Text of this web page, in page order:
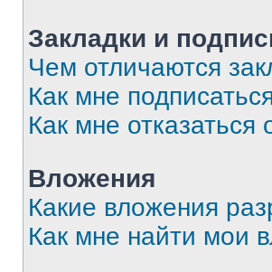
Закладки и
Чем отличаются
Как мне
Как мне отказаться
Вложения
Какие вложения
Как мне найти мои